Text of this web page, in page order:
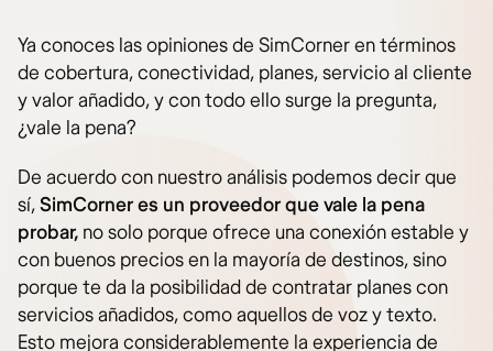
Ya conoces las opiniones de SimCorner en términos
de cobertura, conectividad, planes, servicio al cliente
y valor añadido, y con todo ello surge la pregunta,
¿vale la pena?
De acuerdo con nuestro análisis podemos decir que
sí,SimCorner es un proveedor que vale la pena
probar, no solo porque ofrece una conexión estable y
con buenos precios en la mayoría de destinos, sino
porque te da la posibilidad de contratar planes con
servicios añadidos, como aquellos de voz y texto.
Esto mejora considerablemente la experiencia de